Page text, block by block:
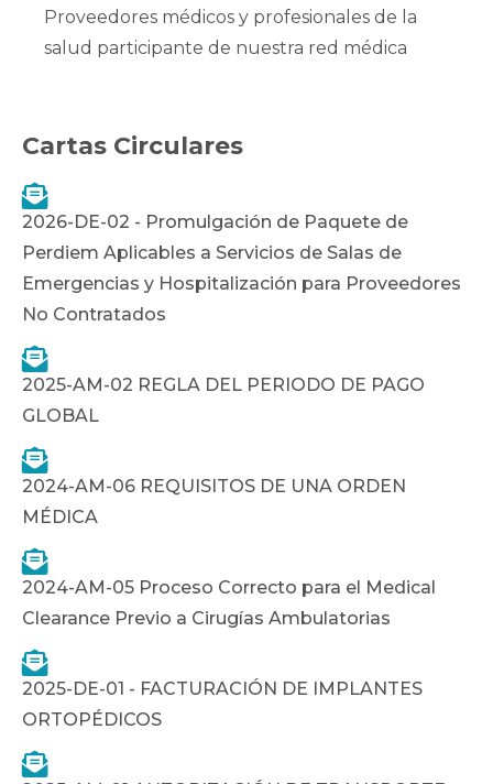
Proveedores médicos y profesionales de la
salud participante de nuestra red médica
Cartas Circulares

2026-DE-02 - Promulgación de Paquete de
Perdiem Aplicables a Servicios de Salas de
Emergencias y Hospitalización para Proveedores
No Contratados

2025-AM-02 REGLA DEL PERIODO DE PAGO
GLOBAL

2024-AM-06 REQUISITOS DE UNA ORDEN
MÉDICA

2024-AM-05 Proceso Correcto para el Medical
Clearance Previo a Cirugías Ambulatorias

2025-DE-01 - FACTURACIÓN DE IMPLANTES
ORTOPÉDICOS
